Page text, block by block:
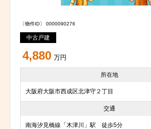
〔物件ID〕 0000090276
中古戸建
4,880 万円
所在地
大阪府大阪市西成区北津守２丁目
交通
南海汐見橋線「木津川」駅 徒歩5分